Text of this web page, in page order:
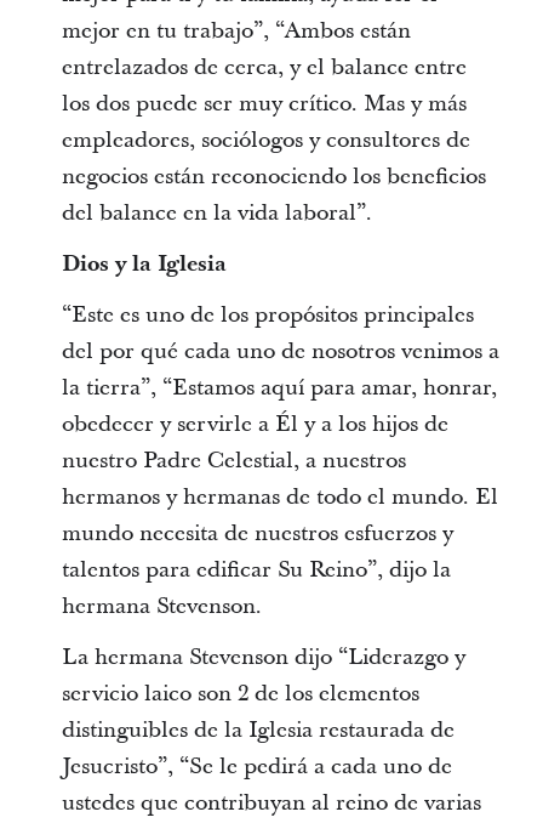
mejor en tu trabajo”, “Ambos están
entrelazados de cerca, y el balance entre
los dos puede ser muy crítico. Mas y más
empleadores, sociólogos y consultores de
negocios están reconociendo los beneficios
del balance en la vida laboral”.
Dios y la Iglesia
“Este es uno de los propósitos principales
del por qué cada uno de nosotros venimos a
la tierra”, “Estamos aquí para amar, honrar,
obedecer y servirle a Él y a los hijos de
nuestro Padre Celestial, a nuestros
hermanos y hermanas de todo el mundo. El
mundo necesita de nuestros esfuerzos y
talentos para edificar Su Reino”, dijo la
hermana Stevenson.
La hermana Stevenson dijo “Liderazgo y
servicio laico son 2 de los elementos
distinguibles de la Iglesia restaurada de
Jesucristo”, “Se le pedirá a cada uno de
ustedes que contribuyan al reino de varias